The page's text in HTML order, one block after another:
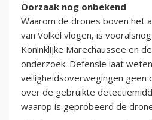
Oorzaak nog onbekend
Waarom de drones boven het
van Volkel vlogen, is
Koninklijke Marechaussee en
onderzoek. Defensie laat
veiligheidsoverwegingen geen
over de gebruikte
waarop is geprobeerd de